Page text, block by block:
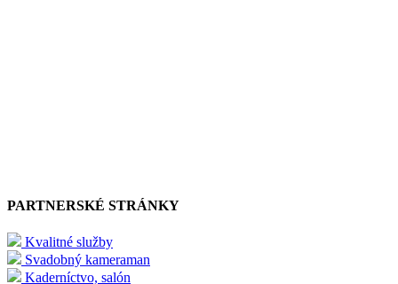
PARTNERSKÉ STRÁNKY
Kvalitné služby
Svadobný kameraman
Kaderníctvo, salón